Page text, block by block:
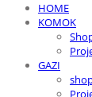
HOME
KOMOK
GAZI